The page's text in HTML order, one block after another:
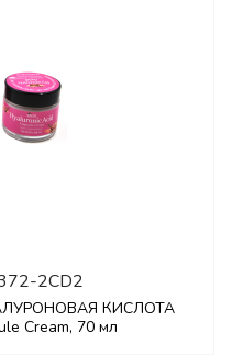
2CD2
КИСЛОТА
Cream, 70 мл